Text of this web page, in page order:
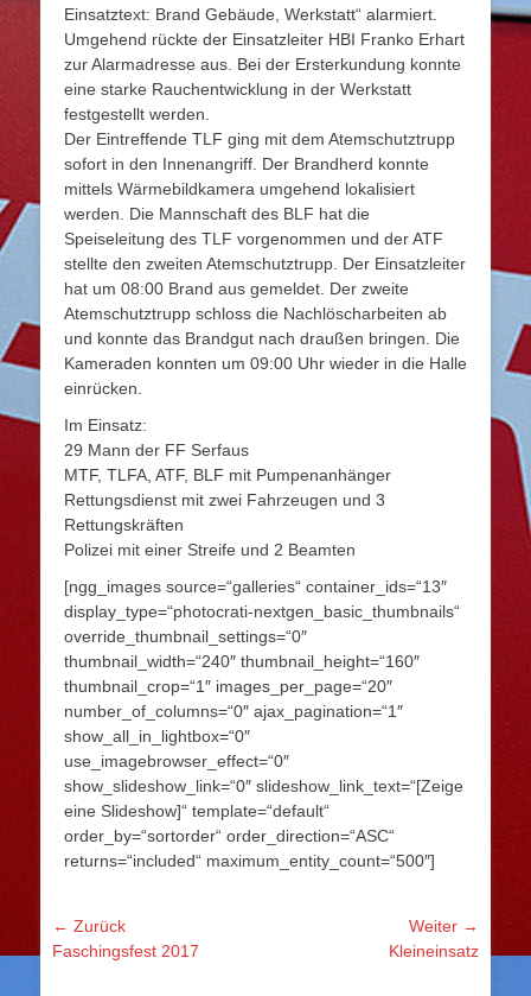
Einsatztext: Brand Gebäude, Werkstatt“ alarmiert.
Umgehend rückte der Einsatzleiter HBI Franko Erhart
zur Alarmadresse aus. Bei der Ersterkundung konnte
eine starke Rauchentwicklung in der Werkstatt
festgestellt werden.
Der Eintreffende TLF ging mit dem Atemschutztrupp
sofort in den Innenangriff. Der Brandherd konnte
mittels Wärmebildkamera umgehend lokalisiert
werden. Die Mannschaft des BLF hat die
Speiseleitung des TLF vorgenommen und der ATF
stellte den zweiten Atemschutztrupp. Der Einsatzleiter
hat um 08:00 Brand aus gemeldet. Der zweite
Atemschutztrupp schloss die Nachlöscharbeiten ab
und konnte das Brandgut nach draußen bringen. Die
Kameraden konnten um 09:00 Uhr wieder in die Halle
einrücken.
Im Einsatz:
29 Mann der FF Serfaus
MTF, TLFA, ATF, BLF mit Pumpenanhänger
Rettungsdienst mit zwei Fahrzeugen und 3
Rettungskräften
Polizei mit einer Streife und 2 Beamten
[ngg_images source=“galleries“ container_ids=“13″
display_type=“photocrati-nextgen_basic_thumbnails“
override_thumbnail_settings=“0″
thumbnail_width=“240″ thumbnail_height=“160″
thumbnail_crop=“1″ images_per_page=“20″
number_of_columns=“0″ ajax_pagination=“1″
show_all_in_lightbox=“0″
use_imagebrowser_effect=“0″
show_slideshow_link=“0″ slideshow_link_text=“[Zeige
eine Slideshow]“ template=“default“
order_by=“sortorder“ order_direction=“ASC“
returns=“included“ maximum_entity_count=“500″]
Beitragsnavigation
← Zurück
Vorhergehender
Faschingsfest 2017
Weiter →
Kleineinsatz